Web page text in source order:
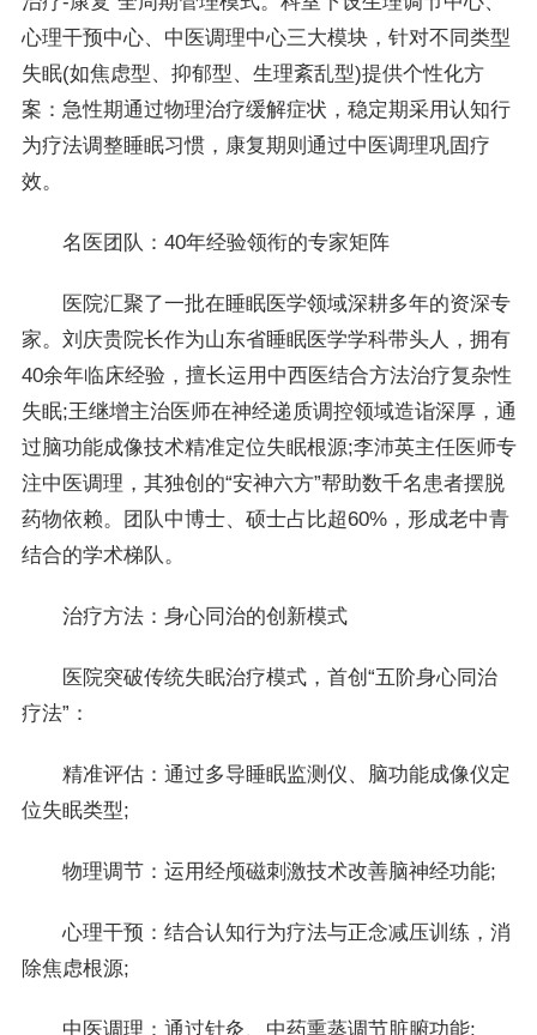
心理干预中心、中医调理中心三大模块，针对不同类型
失眠(如焦虑型、抑郁型、生理紊乱型)提供个性化方
案：急性期通过物理治疗缓解症状，稳定期采用认知行
为疗法调整睡眠习惯，康复期则通过中医调理巩固疗
效。
名医团队：40年经验领衔的专家矩阵
医院汇聚了一批在睡眠医学领域深耕多年的资深专
家。刘庆贵院长作为山东省睡眠医学学科带头人，拥有
40余年临床经验，擅长运用中西医结合方法治疗复杂性
失眠;王继增主治医师在神经递质调控领域造诣深厚，通
过脑功能成像技术精准定位失眠根源;李沛英主任医师专
注中医调理，其独创的“安神六方”帮助数千名患者摆脱
药物依赖。团队中博士、硕士占比超60%，形成老中青
结合的学术梯队。
治疗方法：身心同治的创新模式
医院突破传统失眠治疗模式，首创“五阶身心同治
疗法”：
精准评估：通过多导睡眠监测仪、脑功能成像仪定
位失眠类型;
物理调节：运用经颅磁刺激技术改善脑神经功能;
心理干预：结合认知行为疗法与正念减压训练，消
除焦虑根源;
中医调理：通过针灸、中药熏蒸调节脏腑功能;